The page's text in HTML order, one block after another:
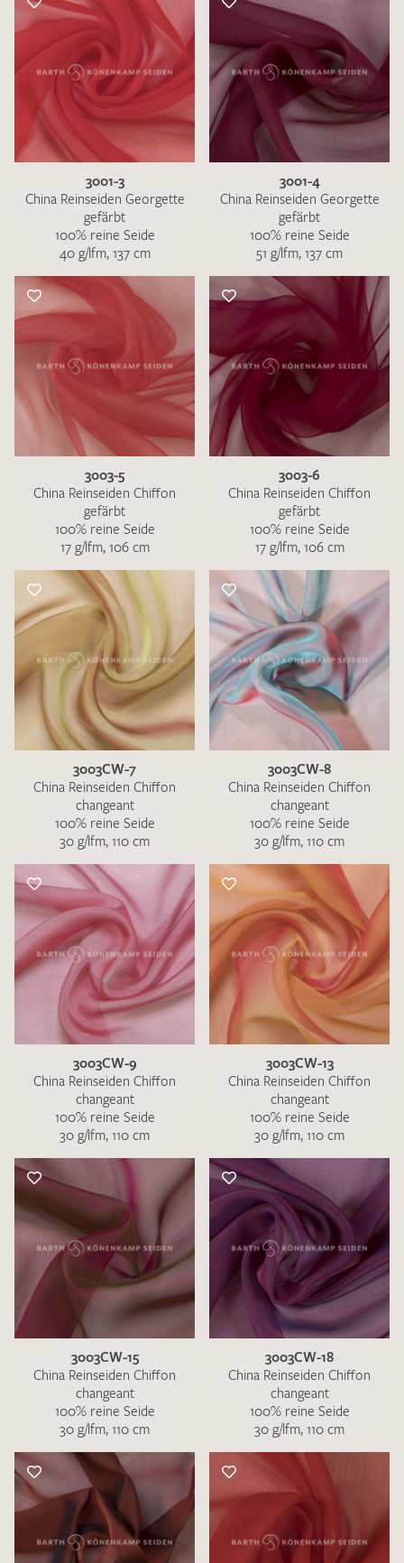
Ich bin damit einverstanden, dass meine angegebenen Daten
zur Beantwortung meiner Musteranfrage genutzt werden.
DieDatenschutzbestimmungenhabe ich zur Kenntnis
genommen und akzeptiere diese.
MUSTERANFRAGE SENDEN
3001-3
China Reinseiden Georgette
gefärbt
100% reine Seide
40 g/lfm, 137 cm
3001-4
China Reinseiden Georgette
gefärbt
100% reine Seide
51 g/lfm, 137 cm
3003-5
China Reinseiden Chiffon
gefärbt
100% reine Seide
17 g/lfm, 106 cm
3003-6
China Reinseiden Chiffon
gefärbt
100% reine Seide
17 g/lfm, 106 cm
3003CW-7
China Reinseiden Chiffon
changeant
100% reine Seide
30 g/lfm, 110 cm
3003CW-8
China Reinseiden Chiffon
changeant
100% reine Seide
30 g/lfm, 110 cm
3003CW-9
China Reinseiden Chiffon
changeant
100% reine Seide
30 g/lfm, 110 cm
3003CW-13
China Reinseiden Chiffon
changeant
100% reine Seide
30 g/lfm, 110 cm
3003CW-15
China Reinseiden Chiffon
changeant
100% reine Seide
30 g/lfm, 110 cm
3003CW-18
China Reinseiden Chiffon
changeant
100% reine Seide
30 g/lfm, 110 cm